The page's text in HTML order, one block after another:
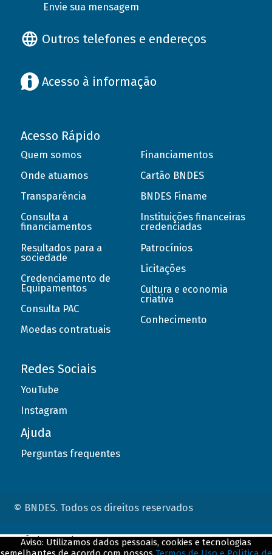
Envie sua mensagem
Outros telefones e endereços
Acesso à informação
Acesso Rápido
Quem somos
Onde atuamos
Transparência
Consulta a
financiamentos
Resultados para a
sociedade
Credenciamento de
Equipamentos
Consulta PAC
Moedas contratuais
Financiamentos
Cartão BNDES
BNDES Finame
Instituições financeiras
credenciadas
Patrocínios
Licitações
Cultura e economia
criativa
Conhecimento
Redes Sociais
YouTube
Instagram
Ajuda
Perguntas frequentes
© BNDES. Todos os direitos reservados
Aviso: Utilizamos dados pessoais, cookies e tecnologias
ConteÃºdo complementar